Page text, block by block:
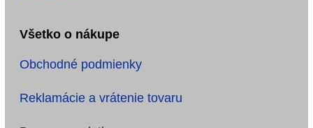
Všetko o nákupe
Obchodné podmienky
Reklamácie a vrátenie tovaru